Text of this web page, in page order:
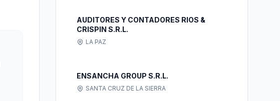
AUDITORES Y CONTADORES RIOS &
CRISPIN S.R.L.
LA PAZ
ENSANCHA GROUP S.R.L.
SANTA CRUZ DE LA SIERRA